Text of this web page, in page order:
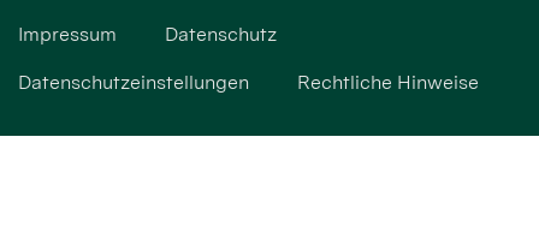
Impressum Datenschutz
Datenschutzeinstellungen Rechtliche Hinweise